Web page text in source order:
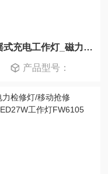
手摇式充电工作灯_磁力检修灯_明辉应急灯
产品型号：